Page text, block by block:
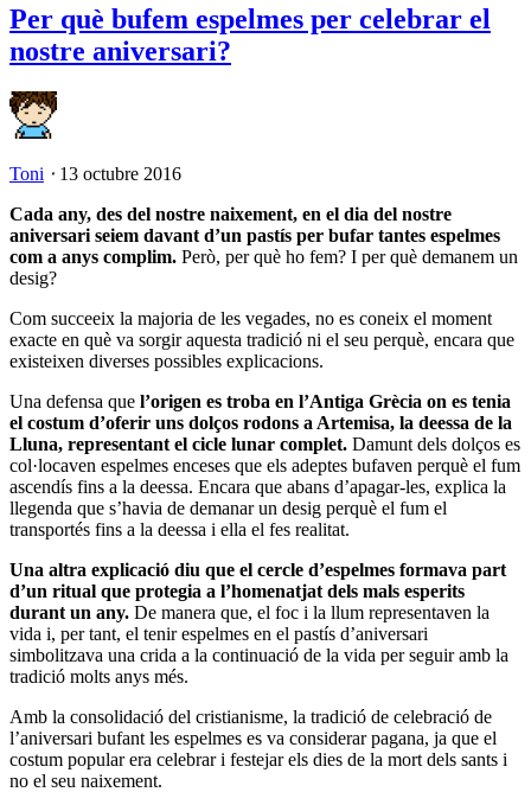
Per què bufem espelmes per celebrar el
nostre aniversari?
Toni ⋅ 13 octubre 2016
Cada any, des del nostre naixement, en el dia del nostre
aniversari seiem davant d’un pastís per bufar tantes espelmes
com a anys complim. Però, per què ho fem? I per què demanem un
desig?
Com succeeix la majoria de les vegades, no es coneix el moment
exacte en què va sorgir aquesta tradició ni el seu perquè, encara que
existeixen diverses possibles explicacions.
Una defensa que l’origen es troba en l’Antiga Grècia on es tenia
el costum d’oferir uns dolços rodons a Artemisa, la deessa de la
Lluna, representant el cicle lunar complet. Damunt dels dolços es
col·locaven espelmes enceses que els adeptes bufaven perquè el fum
ascendís fins a la deessa. Encara que abans d’apagar-les, explica la
llegenda que s’havia de demanar un desig perquè el fum el
transportés fins a la deessa i ella el fes realitat.
Una altra explicació diu que el cercle d’espelmes formava part
d’un ritual que protegia a l’homenatjat dels mals esperits
durant un any. De manera que, el foc i la llum representaven la
vida i, per tant, el tenir espelmes en el pastís d’aniversari
simbolitzava una crida a la continuació de la vida per seguir amb la
tradició molts anys més.
Amb la consolidació del cristianisme, la tradició de celebració de
l’aniversari bufant les espelmes es va considerar pagana, ja que el
costum popular era celebrar i festejar els dies de la mort dels sants i
no el seu naixement.